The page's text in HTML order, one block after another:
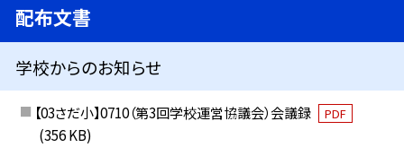
配布文書
学校からのお知らせ
【03さだ小】0710（第3回学校運営協議会）会議録 PDF
(356 KB)